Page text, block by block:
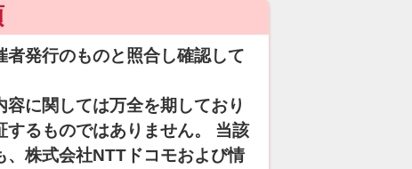
発行のものと照合し確認して
に関しては万全を期しており
するものではありません。 当該
株式会社NTTドコモおよび情